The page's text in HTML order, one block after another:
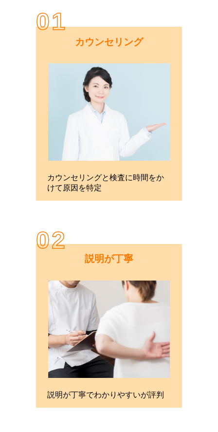
01
カウンセリング
カウンセリングと検査に時間をか
けて原因を特定
02
説明が丁寧
説明が丁寧でわかりやすいが評判